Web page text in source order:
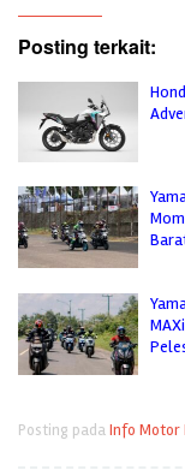
Posting terkait:
Posting padaInfo Motor